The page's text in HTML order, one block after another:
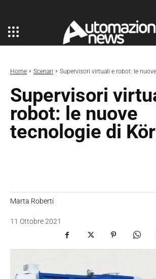
Home Scenari Supervisori virtuali e robot: le
Supervisori
robot: le nuove
tecnologie di
Marta Roberti
11 Ottobre 2021